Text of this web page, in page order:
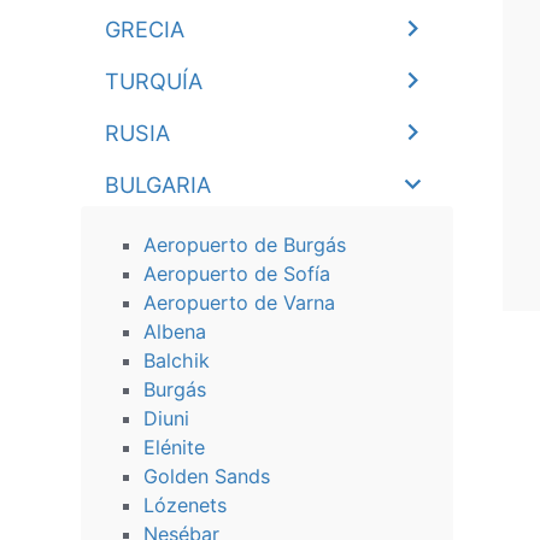
GRECIA
TURQUÍA
RUSIA
BULGARIA
Aeropuerto de Burgás
Aeropuerto de Sofía
Aeropuerto de Varna
Albena
Balchik
Burgás
Diuni
Elénite
Golden Sands
Lózenets
Nesébar